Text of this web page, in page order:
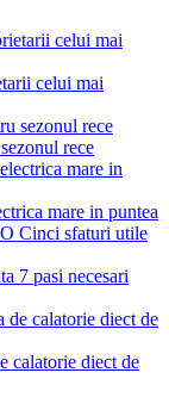
celui mai
rece
mare in puntea
Cinci sfaturi utile
7 pasi necesari
calatorie diect de